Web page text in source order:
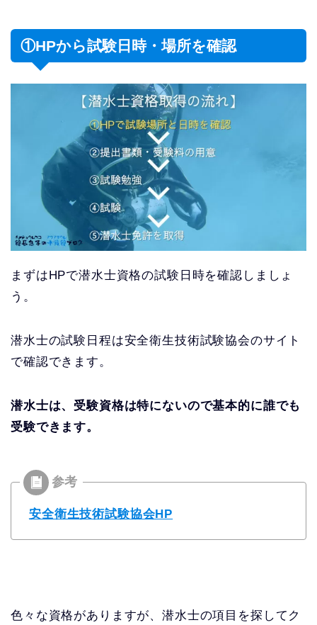
①HPから試験日時・場所を確認
まずはHPで潜水士資格の試験日時を確認しましょ
う。
潜水士の試験日程は安全衛生技術試験協会のサイト
で確認できます。
潜水士は、受験資格は特にないので基本的に誰でも
受験できます。
安全衛生技術試験協会HP
色々な資格がありますが、潜水士の項目を探してク